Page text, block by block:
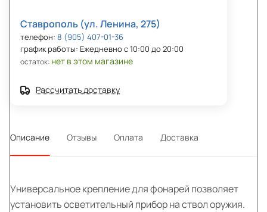
Ставрополь (ул. Ленина, 275)
телефон: 8 (905) 407-01-36
график работы: Ежедневно с 10:00 до 20:00
остаток: нет в этом магазине
Рассчитать доставку
Описание Отзывы Оплата Доставка
Универсальное крепление для фонарей позволяет
установить осветительный прибор на ствол оружия.